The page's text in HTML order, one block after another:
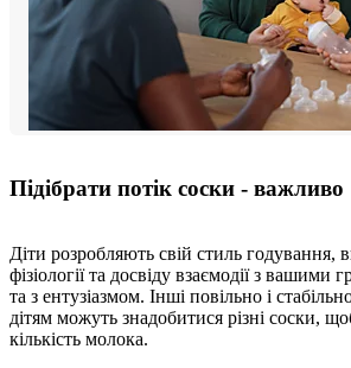
Підібрати потік соски - важливо
Діти розробляють свій стиль годування,
фізіології та досвіду взаємодії з вашими
та з ентузіазмом. Інші повільно і
дітям можуть знадобитися різні соски,
кількість молока​.